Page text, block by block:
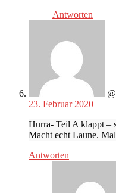
Antworten
23. Februar 2020
Hurra- Teil A klappt –
Macht echt Laune.
Antworten